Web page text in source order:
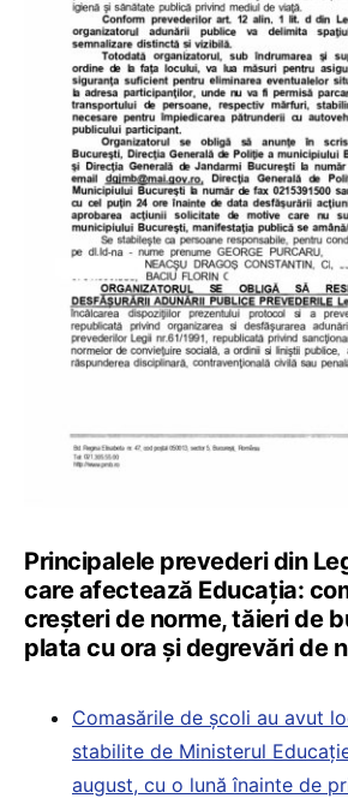
Principalele prevederi din
care afectează Educația:
creșteri de norme, tăieri de
plata cu ora și degrevări de
Comasările de școli au avut
stabilite de Ministerul
august, cu o lună înainte de